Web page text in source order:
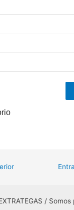
/ Somos